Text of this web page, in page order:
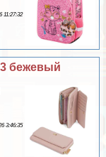
11:27:32
бежевый
3:46:35